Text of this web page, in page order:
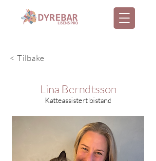
< Tilbake
Lina Berndtsson
Katteassistert bistand